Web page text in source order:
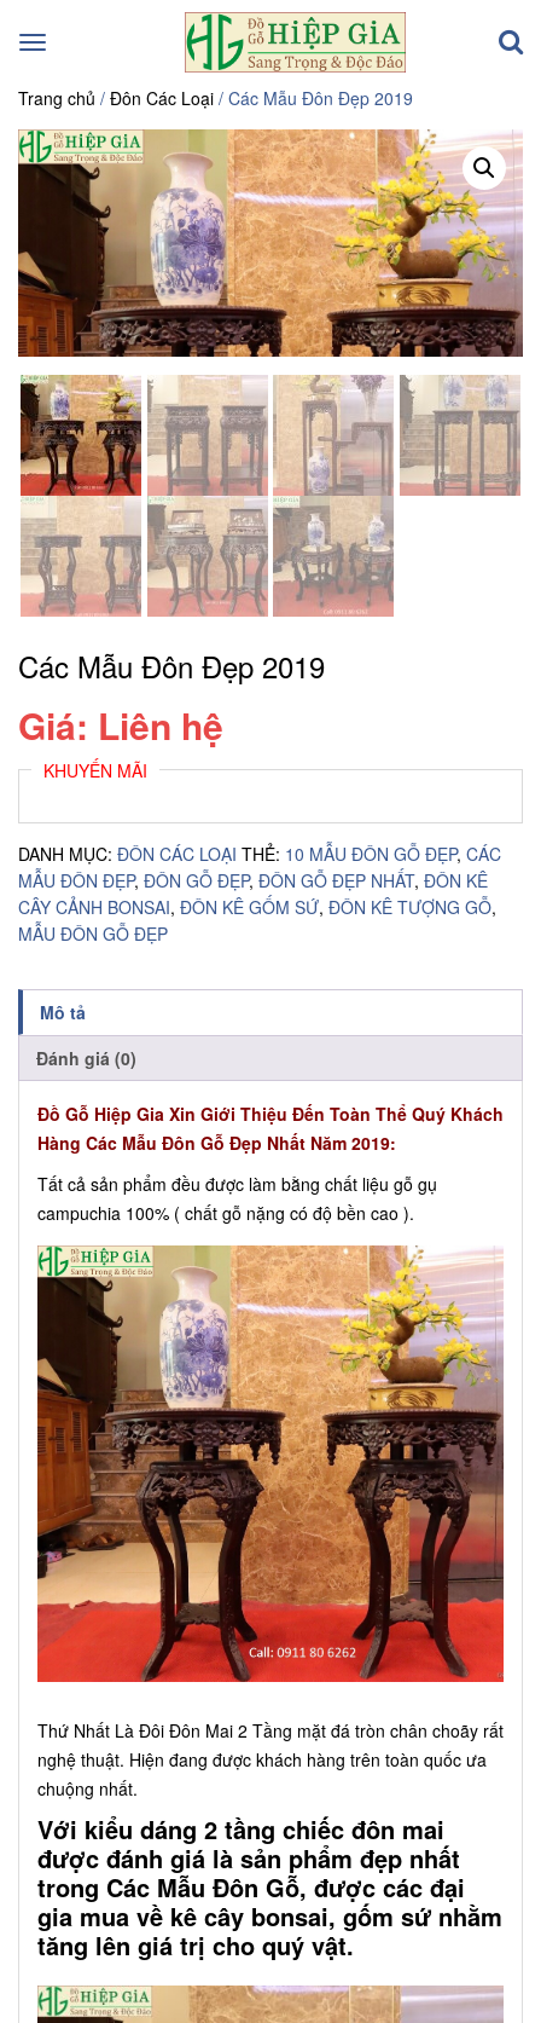
Toggle
Trang chủ / Đôn Các Loại / Các Mẫu Đôn Đẹp 2019
Các Mẫu Đôn Đẹp 2019
Giá: Liên hệ
KHUYẾN MÃI
DANH MỤC: ĐÔN CÁC LOẠI THẺ: 10 MẪU ĐÔN GỖ ĐẸP, CÁC
MẪU ĐÔN ĐẸP, ĐÔN GỖ ĐẸP, ĐÔN GỖ ĐẸP NHẤT, ĐÔN KÊ
CÂY CẢNH BONSAI, ĐÔN KÊ GỐM SỨ, ĐÔN KÊ TƯỢNG GỖ,
MẪU ĐÔN GỖ ĐẸP
Mô tả
Đánh giá (0)
Đồ Gỗ Hiệp Gia Xin Giới Thiệu Đến Toàn Thể Quý Khách
Hàng Các Mẫu Đôn Gỗ Đẹp Nhất Năm 2019:
Tất cả sản phẩm đều được làm bằng chất liệu gỗ gụ
campuchia 100% ( chất gỗ nặng có độ bền cao ).
Thứ Nhất Là Đôi Đôn Mai 2 Tầng mặt đá tròn chân choãy rất
nghệ thuật. Hiện đang được khách hàng trên toàn quốc ưa
chuộng nhất.
Với kiểu dáng 2 tầng chiếc đôn mai
được đánh giá là sản phẩm đẹp nhất
trong Các Mẫu Đôn Gỗ, được các đại
gia mua về kê cây bonsai, gốm sứ nhằm
tăng lên giá trị cho quý vật.